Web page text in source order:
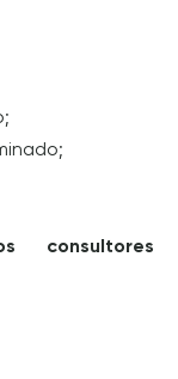
consultores